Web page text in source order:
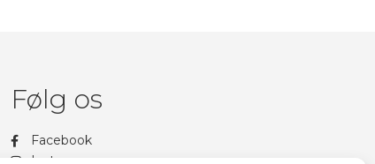
Følg os
Facebook
Instagram